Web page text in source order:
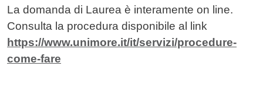
La domanda di Laurea è interamente on line.
Consulta la procedura disponibile al link
https://www.unimore.it/it/servizi/procedure-
come-fare